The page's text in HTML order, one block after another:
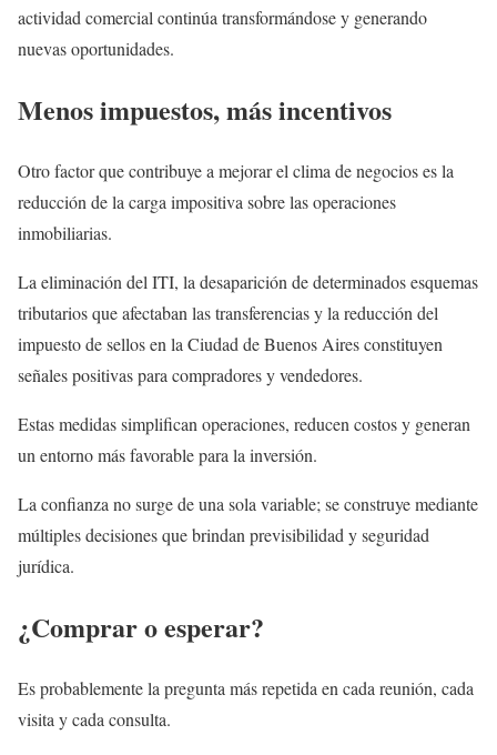
actividad comercial continúa transformándose y generando
nuevas oportunidades.
Menos impuestos, más incentivos
Otro factor que contribuye a mejorar el clima de negocios es la
reducción de la carga impositiva sobre las operaciones
inmobiliarias.
La eliminación del ITI, la desaparición de determinados esquemas
tributarios que afectaban las transferencias y la reducción del
impuesto de sellos en la Ciudad de Buenos Aires constituyen
señales positivas para compradores y vendedores.
Estas medidas simplifican operaciones, reducen costos y generan
un entorno más favorable para la inversión.
La confianza no surge de una sola variable; se construye mediante
múltiples decisiones que brindan previsibilidad y seguridad
jurídica.
¿Comprar o esperar?
Es probablemente la pregunta más repetida en cada reunión, cada
visita y cada consulta.